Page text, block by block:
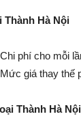
Thành Hà Nội
Chi phí cho mỗi
Mức giá thay thế
Thành Hà Nội